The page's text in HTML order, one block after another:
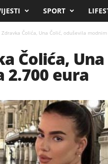
SPORT
Zdravka Čolića, Una Čolić, oduševila
Čolića,
eura